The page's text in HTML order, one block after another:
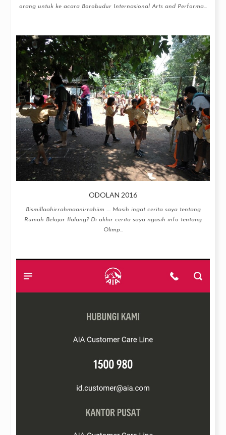
orang untuk ke acara Borobudur Internasional Arts and Performa...
ODOLAN 2016
Bismillaahirrahmaanirrahiim .... Masih ingat cerita saya tentang
Rumah Belajar Ilalang? Di akhir cerita saya ngasih info tentang
Olimp...